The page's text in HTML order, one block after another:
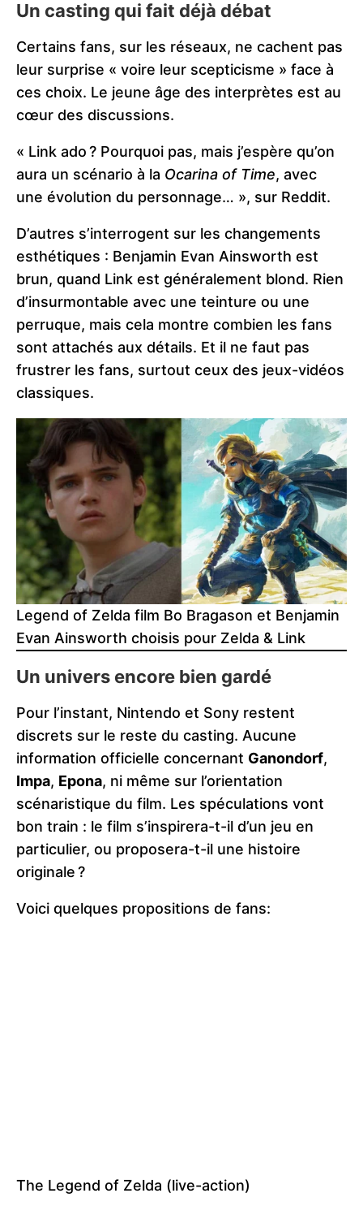
Un casting qui fait déjà débat
Certains fans, sur les réseaux, ne cachent pas
leur surprise « voire leur scepticisme » face à
ces choix. Le jeune âge des interprètes est au
cœur des discussions.
« Link ado ? Pourquoi pas, mais j’espère qu’on
aura un scénario à la Ocarina of Time, avec
une évolution du personnage… », sur Reddit.
D’autres s’interrogent sur les changements
esthétiques : Benjamin Evan Ainsworth est
brun, quand Link est généralement blond. Rien
d’insurmontable avec une teinture ou une
perruque, mais cela montre combien les fans
sont attachés aux détails. Et il ne faut pas
frustrer les fans, surtout ceux des jeux-vidéos
classiques.
Legend of Zelda film Bo Bragason et Benjamin
Evan Ainsworth choisis pour Zelda & Link
Un univers encore bien gardé
Pour l’instant, Nintendo et Sony restent
discrets sur le reste du casting. Aucune
information officielle concernant Ganondorf,
Impa, Epona, ni même sur l’orientation
scénaristique du film. Les spéculations vont
bon train : le film s’inspirera-t-il d’un jeu en
particulier, ou proposera-t-il une histoire
originale ?
Voici quelques propositions de fans:
The Legend of Zelda (live-action)